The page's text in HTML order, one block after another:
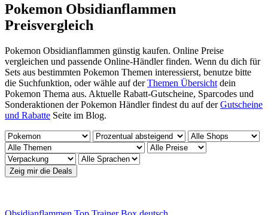
Pokemon Obsidianflammen
Preisvergleich
Pokemon Obsidianflammen günstig kaufen. Online Preise
vergleichen und passende Online-Händler finden. Wenn du dich für
Sets aus bestimmten Pokemon Themen interessierst, benutze bitte
die Suchfunktion, oder wähle auf derThemen Übersicht dein
Pokemon Thema aus. Aktuelle Rabatt-Gutscheine, Sparcodes und
Sonderaktionen der Pokemon Händler findest du auf derGutscheine
und Rabatte Seite im Blog.